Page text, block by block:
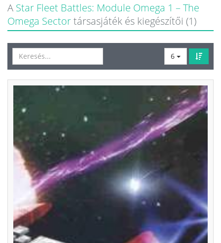
A Star Fleet Battles: Module Omega 1 – The
Omega Sectortársasjáték és kiegészítői (1)
6